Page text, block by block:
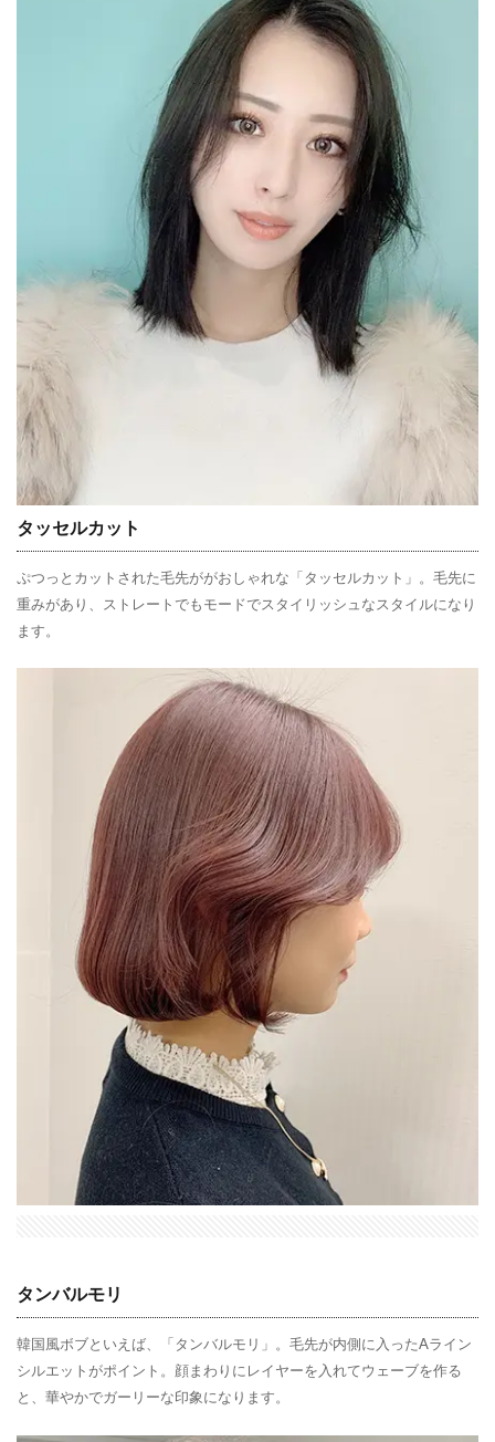
タッセルカット
ぷつっとカットされた毛先ががおしゃれな「タッセルカット」。毛先に
重みがあり、ストレートでもモードでスタイリッシュなスタイルになり
ます。
タンバルモリ
韓国風ボブといえば、「タンバルモリ」。毛先が内側に入ったAライン
シルエットがポイント。顔まわりにレイヤーを入れてウェーブを作る
と、華やかでガーリーな印象になります。